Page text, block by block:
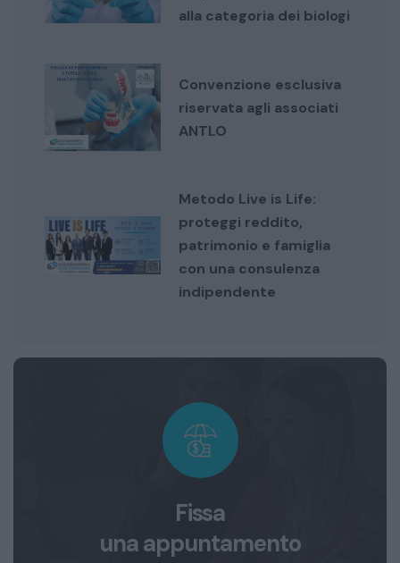
alla categoria dei biologi
Convenzione esclusiva
riservata agli associati
ANTLO
Metodo Live is Life:
proteggi reddito,
patrimonio e famiglia
con una consulenza
indipendente
Fissa
una appuntamento